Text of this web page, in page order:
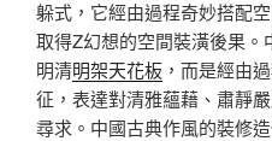
躲式，它經由過程奇妙搭配
取得Z幻想的空間裝潢後果
明清明架天花板 ，而是經由
征，表達對清雅蘊藉、肅靜
尋求。中國古典作風的裝修